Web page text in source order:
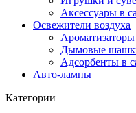
Аксессуары в
Освежители воздуха
Ароматизаторы
Дымовые
Адсорбенты в
Авто-лампы
Категории